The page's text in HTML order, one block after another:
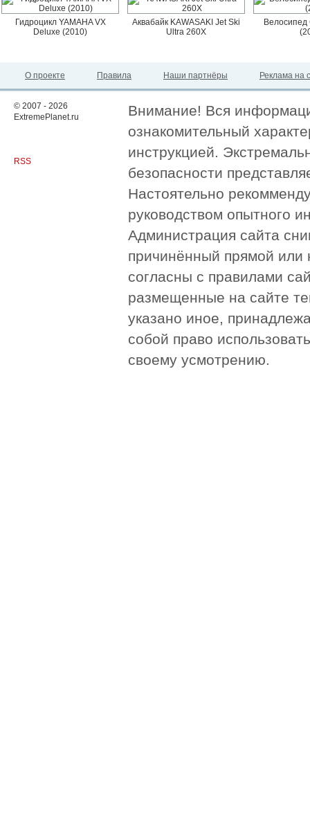
Гидроцикл YAMAHA VX
Deluxe (2010)
Аквабайк KAWASAKI Jet Ski
Ultra 260X
Велосипед
О проекте Правила Наши партнёры Реклама на
© 2007 - 2026
ExtremePlanet.ru
RSS
Внимание! Вся
ознакомительный
инструкцией.
безопасности
Настоятельно
руководством опытного
Администрация сайта
причинённый прямой или
согласны с правилами
размещенные на сайте
указано иное,
собой право
своему усмотрению.